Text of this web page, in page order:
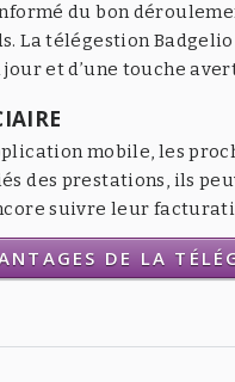
du bon
La télégestion
et d’une touche
mobile, les
des prestations, ils
suivre leur
DE LA